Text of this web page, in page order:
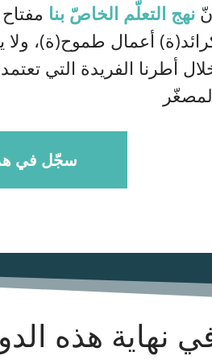
نهج التعلّم الخاصّ بنا
أعمال طموح(ة)،
أطرنا الفريدة التي
!سجّل في
نهاية هذه